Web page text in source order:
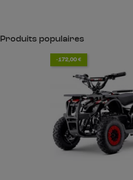
Produits populaires
-172,00 €